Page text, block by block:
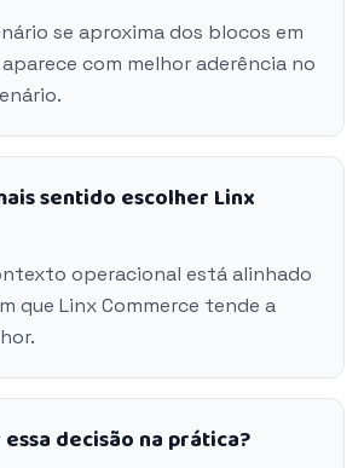
se aproxima dos blocos em
com melhor aderência no
sentido escolher Linx
operacional está alinhado
que Linx Commerce tende a
decisão na prática?